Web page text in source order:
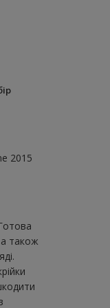
2015
а також